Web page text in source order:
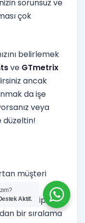
sorunsuz ve
çok
belirlemek
ve GTmetrix
ancak
da işe
veya
düzeltin!
müşteri
sahip olsa
bir sıralama
Aktif.